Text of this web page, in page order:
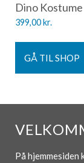
Dino Kostume
399,00kr.
GÅ TIL SHOP
På